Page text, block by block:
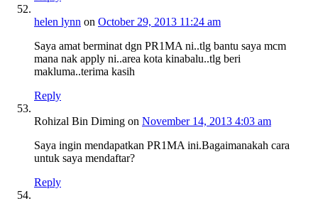
helen lynn on October 29, 2013 11:24 am
Saya amat berminat dgn PR1MA ni..tlg bantu saya mcm
mana nak apply ni..area kota kinabalu..tlg beri
makluma..terima kasih
Reply
Rohizal Bin Diming on November 14, 2013 4:03 am
Saya ingin mendapatkan PR1MA ini.Bagaimanakah cara
untuk saya mendaftar?
Reply